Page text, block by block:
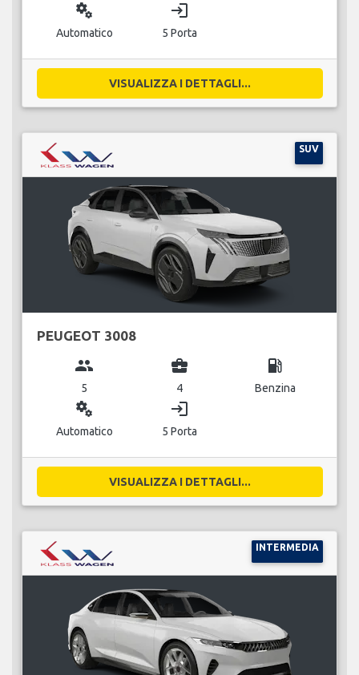
miscellaneous_services
Automatico
login
5 Porta
VISUALIZZA I DETTAGLI...
SUV
PEUGEOT 3008
group
5
business_center
4
local_gas_station
Benzina
miscellaneous_services
Automatico
login
5 Porta
VISUALIZZA I DETTAGLI...
INTERMEDIA